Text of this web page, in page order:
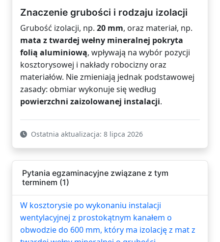
Znaczenie grubości i rodzaju izolacji
Grubość izolacji, np. 20 mm, oraz materiał, np.
mata z twardej wełny mineralnej pokryta
folią aluminiową, wpływają na wybór pozycji
kosztorysowej i nakłady robocizny oraz
materiałów. Nie zmieniają jednak podstawowej
zasady: obmiar wykonuje się według
powierzchni zaizolowanej instalacji.
Ostatnia aktualizacja: 8 lipca 2026
Pytania egzaminacyjne związane z tym
terminem (1)
W kosztorysie po wykonaniu instalacji
wentylacyjnej z prostokątnym kanałem o
obwodzie do 600 mm, który ma izolację z mat z